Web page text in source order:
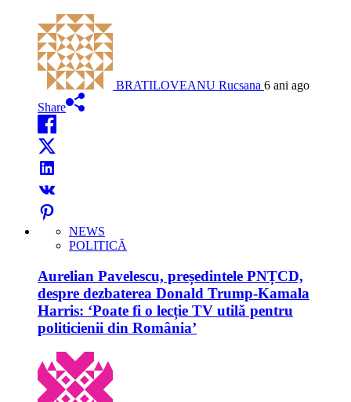
BRATILOVEANU Rucsana 6 ani ago
Share
NEWS
POLITICĂ
Aurelian Pavelescu, președintele PNȚCD,
despre dezbaterea Donald Trump-Kamala
Harris: ‘Poate fi o lecție TV utilă pentru
politicienii din România’